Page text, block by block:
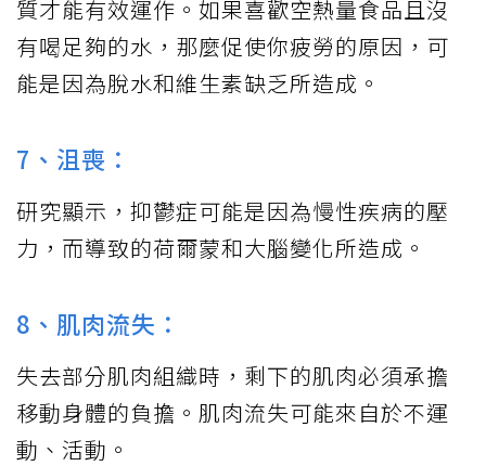
質才能有效運作。如果喜歡空熱量食品且沒
有喝足夠的水，那麼促使你疲勞的原因，可
能是因為脫水和維生素缺乏所造成。
7、沮喪：
研究顯示，抑鬱症可能是因為慢性疾病的壓
力，而導致的荷爾蒙和大腦變化所造成。
8、肌肉流失：
失去部分肌肉組織時，剩下的肌肉必須承擔
移動身體的負擔。肌肉流失可能來自於不運
動、活動。